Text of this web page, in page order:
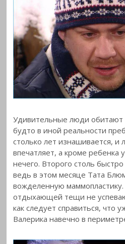
Удивительные люди обитают
будто в иной реальности
столько лет изнашивается, и
впечатляет, а кроме ребенка
нечего. Второго столь
ведь в этом месяце Тата
вожделенную маммопластику.
отдыхающей тещи не
как следует справиться, что
Валерика навечно в